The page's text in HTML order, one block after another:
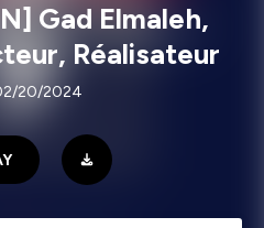
Gad Elmaleh,
Réalisateur
20/2024